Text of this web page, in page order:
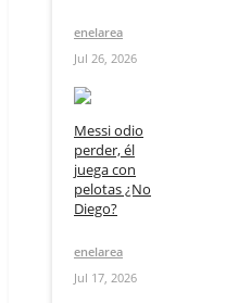
enelarea
Jul 26, 2026
Messi odio
perder, él
juega con
pelotas ¿No
Diego?
enelarea
Jul 17, 2026